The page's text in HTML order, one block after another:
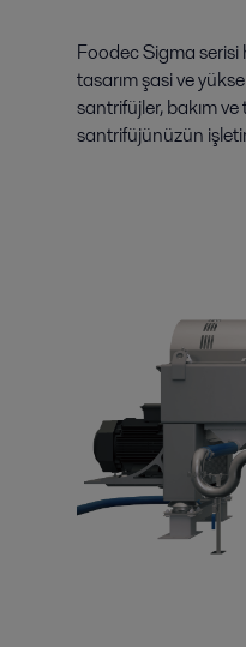
Foodec Sigma serisi
tasarım şasi ve
santrifüjler, bakım
santrifüjünüzün